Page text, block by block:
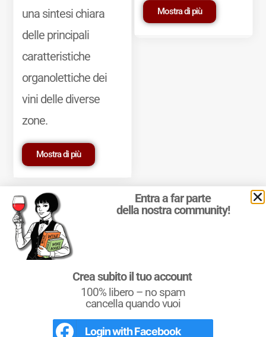
una sintesi chiara
delle principali
caratteristiche
organolettiche dei
vini delle diverse
zone.
Mostra di più
Mostra di più
Marchio Reg. | P.IVA 03921390245
Condizioni d'uso|Privacy Policy|Cookie Policy
cookie
Entra a far parte
della nostra community!
Crea subito il tuo account
100% libero – no spam
cancella quando vuoi
Login withFacebook